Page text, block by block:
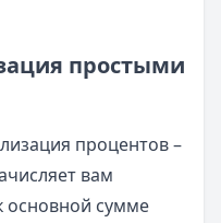
простыми
процентов –
вам
основной сумме